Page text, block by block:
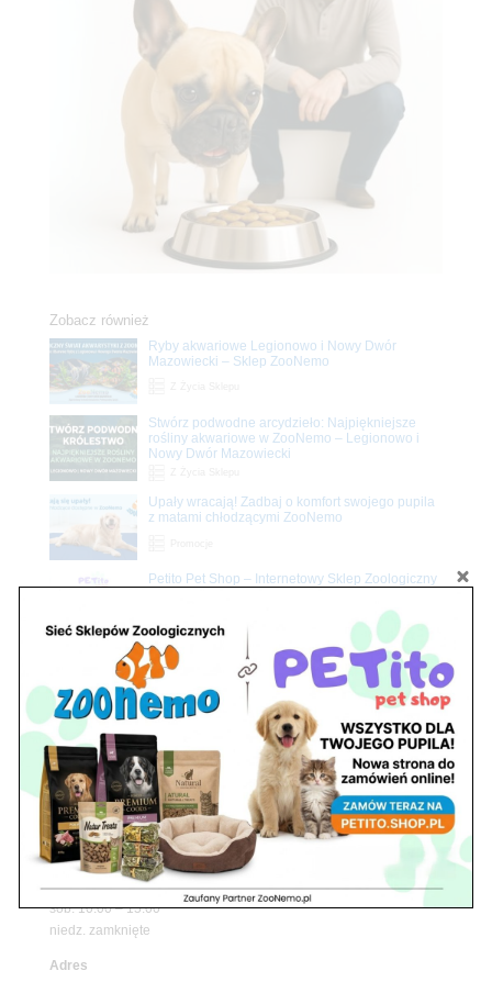
Zobacz również
Ryby akwariowe Legionowo i Nowy Dwór
Mazowiecki – Sklep ZooNemo
Stwórz podwodne arcydzieło: Najpiękniejsze
rośliny akwariowe w ZooNemo – Legionowo i
Nowy Dwór Mazowiecki
Upały wracają! Zadbaj o komfort swojego pupila
z matami chłodzącymi ZooNemo
Petito Pet Shop – Internetowy Sklep Zoologiczny
Znajdź nas
Adres
05-120 Legionowo
ul. Piłsudskiego 31,
pawilon 134
tel./fax. 22 784 71 96
Godziny pracy
pon. – piąt. 10.00 – 19.00
sob. 10.00 – 15.00
niedz. zamknięte
Adres